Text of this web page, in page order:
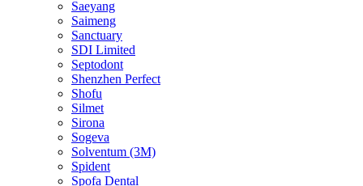
Saeyang
Saimeng
Sanctuary
SDI Limited
Septodont
Shenzhen Perfect
Shofu
Silmet
Sirona
Sogeva
Solventum (3M)
Spident
Spofa Dental